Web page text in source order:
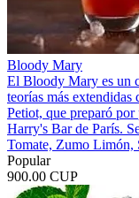
Bloody Mary
El Bloody Mary es un
teorías más extendidas
Petiot, que preparó por
Harry's Bar de París.
Tomate, Zumo Limón,
Popular
900.00 CUP